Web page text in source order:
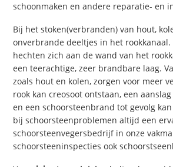
schoonmaken en andere reparatie- en
Bij het stoken(verbranden) van hout,
onverbrande deeltjes in het rookkanaal.
hechten zich aan de wand van het
een teerachtige, zeer brandbare laag.
zoals hout en kolen, zorgen voor meer
rook kan creosoot ontstaan, een
en een schoorsteenbrand tot gevolg
bij schoorsteenproblemen altijd een
schoorsteenvegersbedrijf in onze
schoorsteeninspecties ook